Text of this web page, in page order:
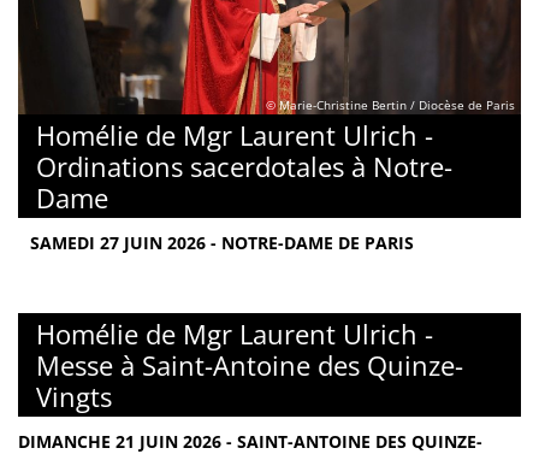
© Marie-Christine Bertin / Diocèse de Paris
Homélie de Mgr Laurent Ulrich -
Ordinations sacerdotales à Notre-
Dame
SAMEDI 27 JUIN 2026 - NOTRE-DAME DE PARIS
Homélie de Mgr Laurent Ulrich -
Messe à Saint-Antoine des Quinze-
Vingts
DIMANCHE 21 JUIN 2026 - SAINT-ANTOINE DES QUINZE-